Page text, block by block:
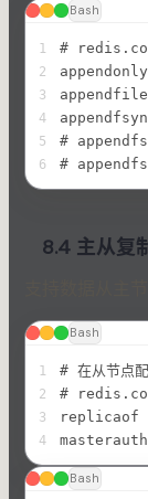
Bash
1 #
2
3
4
5 #
6 #
8.4 主从复
Bash
1 # 在从节点配
2 #
3 replicaof
4
Bash